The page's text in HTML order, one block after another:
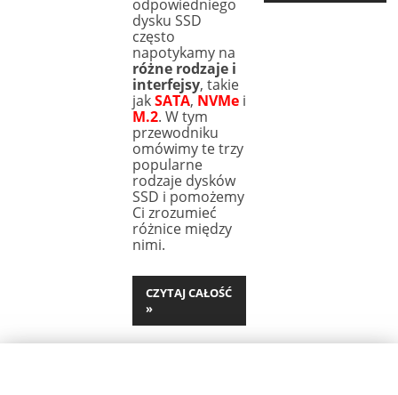
odpowiedniego
dysku SSD
często
napotykamy na
różne rodzaje i
interfejsy, takie
jakSATA, NVMe i
M.2. W tym
przewodniku
omówimy te trzy
popularne
rodzaje dysków
SSD i pomożemy
Ci zrozumieć
różnice między
nimi.
CZYTAJ CAŁOŚĆ
»